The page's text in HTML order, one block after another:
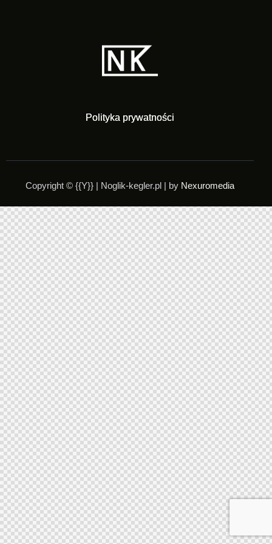
Polityka prywatności
Copyright © {{Y}} | Noglik-kegler.pl | by Nexuromedia